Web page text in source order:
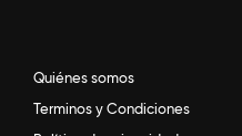
Quiénes somos
Terminos y Condiciones